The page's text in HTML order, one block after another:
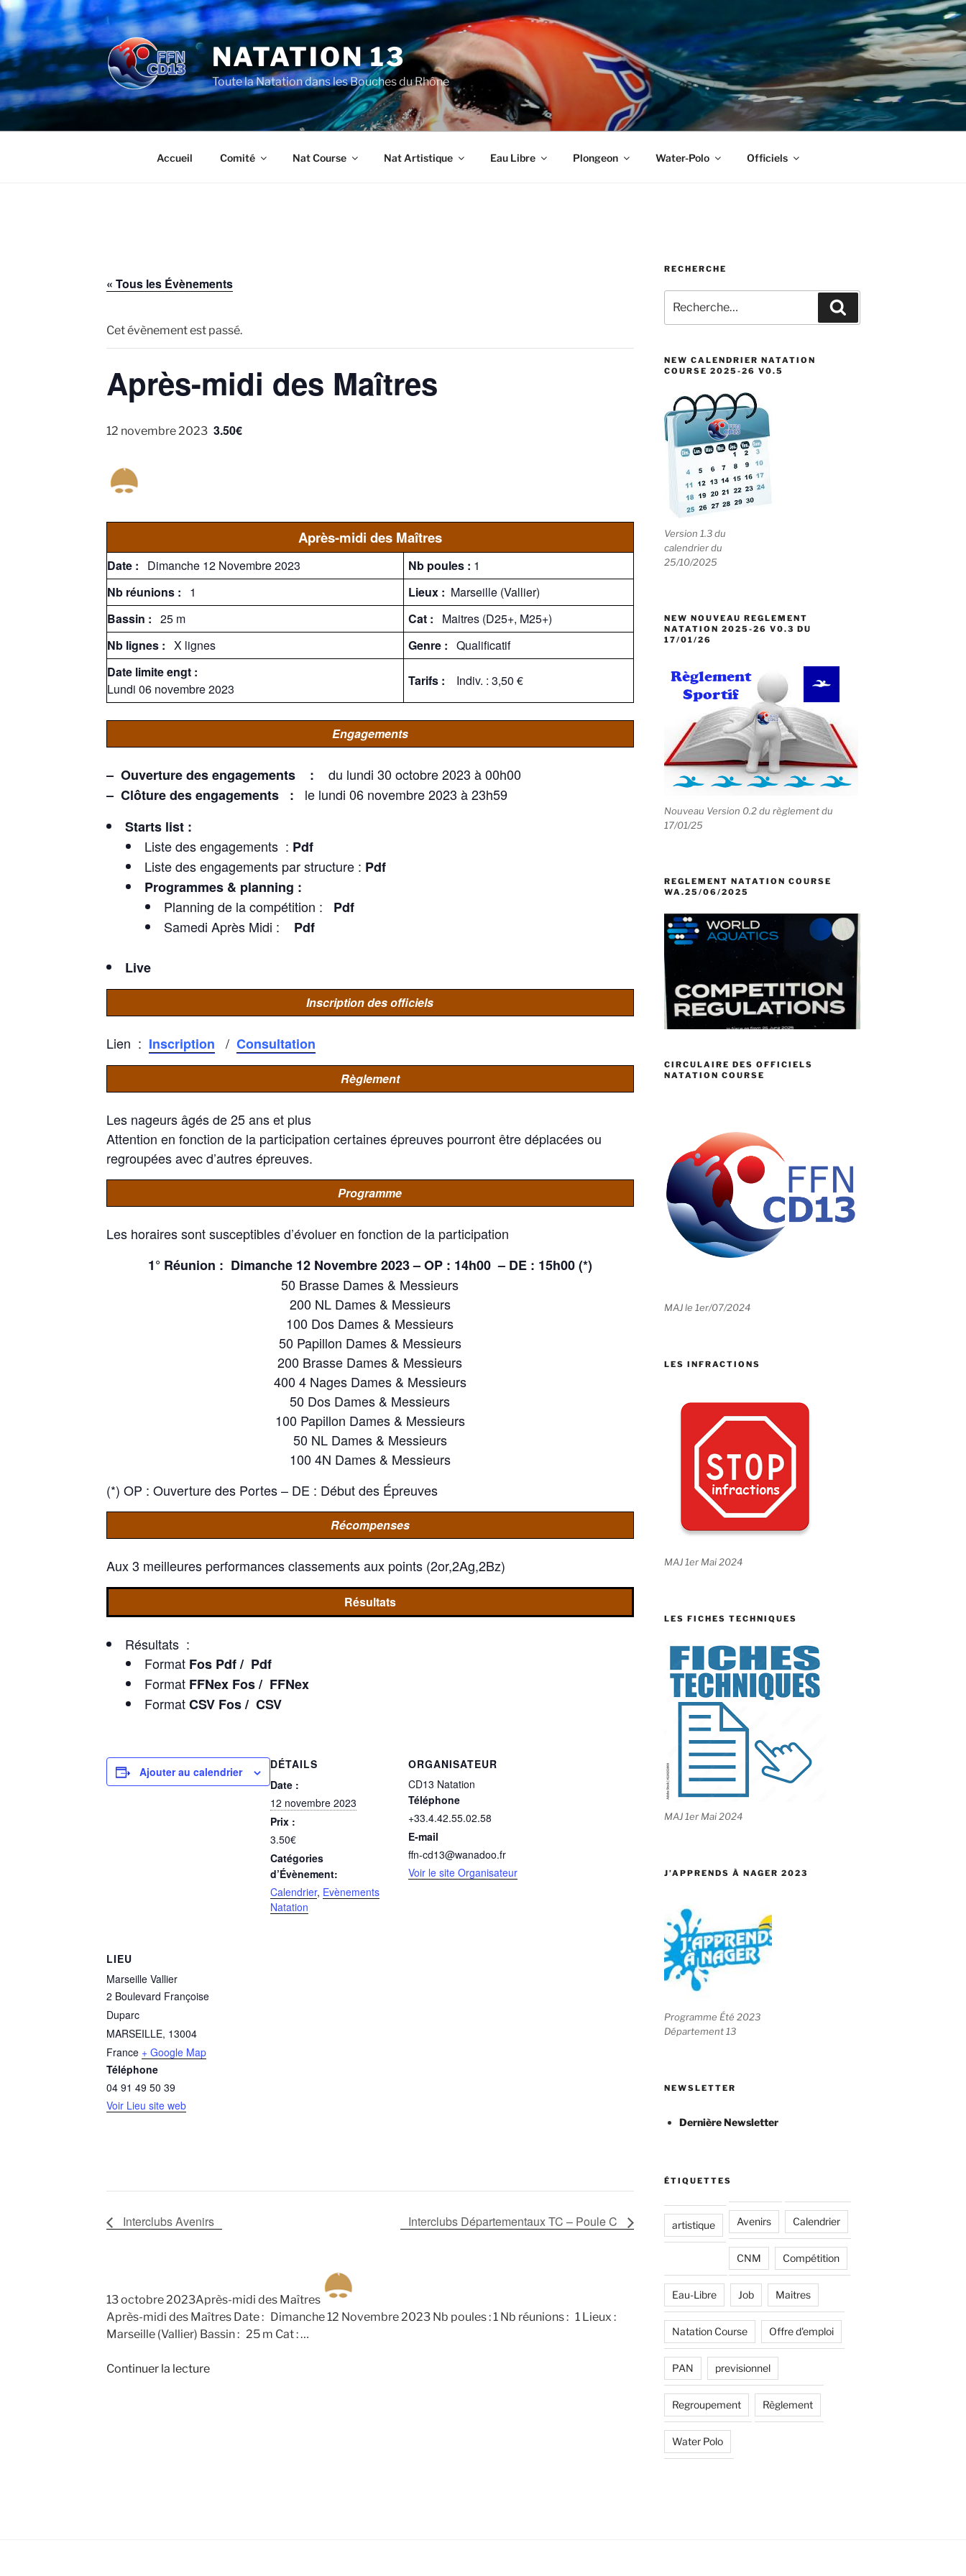
Aller
contenu
principal
NATATION 13
Toute la Natation dans les Bouches du Rhône
Accueil Comité Nat Course Nat Artistique Eau Libre Plongeon Water-Polo Officiels
« Tous les Évènements
Cet évènement est passé.
Après-midi des Maîtres
12 novembre 2023 3.50€
Après-midi des Maîtres
Date : Dimanche 12 Novembre 2023 Nb poules : 1
Nb réunions : 1 Lieux : Marseille (Vallier)
Bassin : 25 m Cat : Maitres (D25+, M25+)
Nb lignes : X lignes Genre : Qualificatif
Date limite engt :
Lundi 06 novembre 2023
Tarifs : Indiv. : 3,50 €
Engagements
– Ouverture des engagements : du lundi 30 octobre 2023 à 00h00
– Clôture des engagements : le lundi 06 novembre 2023 à 23h59
Starts list :
Liste des engagements : Pdf
Liste des engagements par structure : Pdf
Programmes & planning :
Planning de la compétition :
Pdf
Samedi Après Midi :
Pdf
Live
Inscription des officiels
Lien : Inscription / Consultation
Règlement
Les nageurs âgés de 25 ans et plus
Attention en fonction de la participation certaines épreuves pourront être déplacées ou
regroupées avec d’autres épreuves.
Programme
Les horaires sont susceptibles d’évoluer en fonction de la participation
1° Réunion : Dimanche 12 Novembre 2023 – OP : 14h00 – DE : 15h00 (*)
50 Brasse Dames & Messieurs
200 NL Dames & Messieurs
100 Dos Dames & Messieurs
50 Papillon Dames & Messieurs
200 Brasse Dames & Messieurs
400 4 Nages Dames & Messieurs
50 Dos Dames & Messieurs
100 Papillon Dames & Messieurs
50 NL Dames & Messieurs
100 4N Dames & Messieurs
(*) OP : Ouverture des Portes – DE : Début des Épreuves
Récompenses
Aux 3 meilleures performances classements aux points (2or,2Ag,2Bz)
Résultats
Résultats :
FormatFos Pdf / Pdf
FormatFFNex Fos / FFNex
FormatCSV Fos / CSV
Ajouter au calendrier
DÉTAILS
Date :
12 novembre 2023
Prix :
3.50€
Catégories
d’Évènement:
Calendrier, Evènements
Natation
ORGANISATEUR
CD13 Natation
Téléphone
+33.4.42.55.02.58
E-mail
ffn-cd13@wanadoo.fr
Voir le site Organisateur
LIEU
Marseille Vallier
2 Boulevard Françoise
Duparc
MARSEILLE, 13004
France + Google Map
Téléphone
04 91 49 50 39
Voir Lieu site web
Interclubs Avenirs Interclubs Départementaux TC – Poule C
13 octobre 2023Après-midi des Maîtres
Après-midi des Maîtres Date : Dimanche 12 Novembre 2023 Nb poules : 1 Nb réunions : 1 Lieux :
Marseille (Vallier) Bassin : 25 m Cat : …
Continuer la lecturede
RECHERCHE
pour
:
NEW CALENDRIER NATATION
COURSE 2025-26 V0.5
Version 1.3 du
calendrier du
25/10/2025
NEW NOUVEAU REGLEMENT
NATATION 2025-26 V0.3 DU
17/01/26
Nouveau Version 0.2 du règlement du
17/01/25
REGLEMENT NATATION COURSE
WA.25/06/2025
CIRCULAIRE DES OFFICIELS
NATATION COURSE
MAJ le 1er/07/2024
LES INFRACTIONS
MAJ 1er Mai 2024
LES FICHES TECHNIQUES
MAJ 1er Mai 2024
J’APPRENDS À NAGER 2023
Programme Été 2023
Département 13
NEWSLETTER
Dernière Newsletter
ÉTIQUETTES
artistique Avenirs Calendrier
CNM Compétition
Eau-Libre Job Maitres
Natation Course Offre d'emploi
PAN previsionnel
Regroupement Règlement
Water Polo